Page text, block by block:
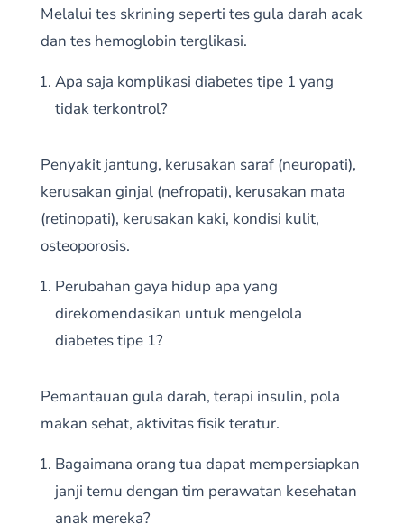
Melalui tes skrining seperti tes gula darah acak
dan tes hemoglobin terglikasi.
Apa saja komplikasi diabetes tipe 1 yang
tidak terkontrol?
Penyakit jantung, kerusakan saraf (neuropati),
kerusakan ginjal (nefropati), kerusakan mata
(retinopati), kerusakan kaki, kondisi kulit,
osteoporosis.
Perubahan gaya hidup apa yang
direkomendasikan untuk mengelola
diabetes tipe 1?
Pemantauan gula darah, terapi insulin, pola
makan sehat, aktivitas fisik teratur.
Bagaimana orang tua dapat mempersiapkan
janji temu dengan tim perawatan kesehatan
anak mereka?